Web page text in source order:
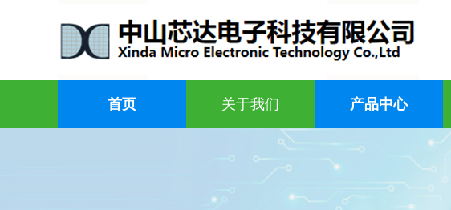
首页 关于我们 产品中心